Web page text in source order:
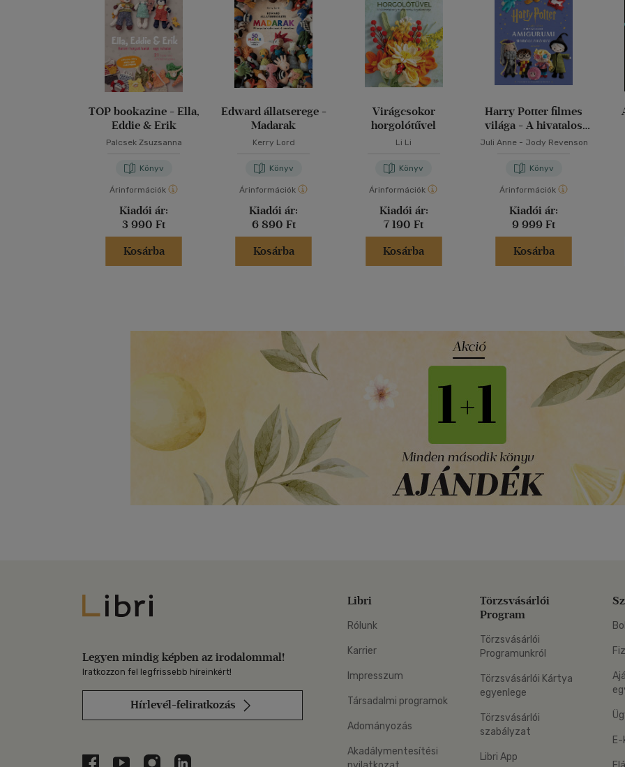
TOP bookazine - Ella,
Eddie & Erik
Palcsek Zsuzsanna
Könyv
Árinformációk
Kiadói ár:
3 990 Ft
Kosárba
Edward állatserege -
Madarak
Kerry Lord
Könyv
Árinformációk
Kiadói ár:
6 890 Ft
Kosárba
Virágcsokor
horgolótűvel
Li Li
Könyv
Árinformációk
Kiadói ár:
7 190 Ft
Kosárba
Harry Potter filmes
világa - A hivatalos
amigurumi
Juli Anne- Jody Revenson
Könyv
Árinformációk
Kiadói ár:
9 999 Ft
Kosárba
Libri
Legyen mindig képben az irodalommal!
Iratkozzon fel legfrissebb híreinkért!
Hírlevél-feliratkozás
Libri a Facebookon
Libri a Youtube-on
Libri az Instagramon
Libri a LinkedInen
Libri
Rólunk
Karrier
Impresszum
Társadalmi programok
Adományozás
Akadálymentesítési
Törzsvásárlói
Program
Törzsvásárlói
Programunkról
Törzsvásárlói Kártya
egyenlege
Törzsvásárlói
szabályzat
Libri App